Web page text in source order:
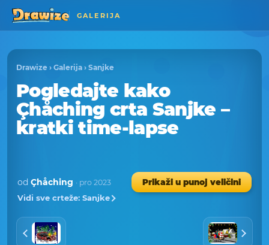
GALERIJA
Drawize › Galerija › Sanjke
Pogledajte kako
Çhåching crta Sanjke –
kratki time-lapse
od Çhåching · pro 2023
Prikaži u punoj veličini
Vidi sve crteže: Sanjke